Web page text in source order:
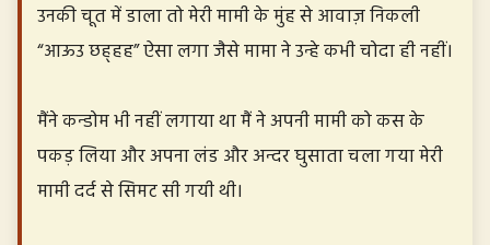
उनकी चूत में डाला तो मेरी मामी के मुंह से आवाज़ निकली
“आऊउ छह्हह” ऐसा लगा जैसे मामा ने उन्हे कभी चोदा ही नहीं।
मैंने कन्डोम भी नहीं लगाया था मैं ने अपनी मामी को कस के
पकड़ लिया और अपना लंड और अन्दर घुसाता चला गया मेरी
मामी दर्द से सिमट सी गयी थी।